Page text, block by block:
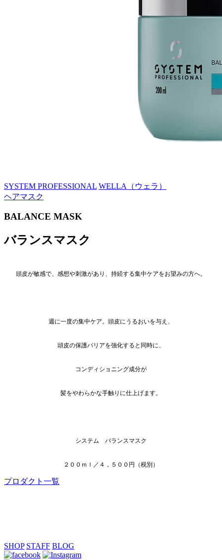
SYSTEM PROFESSIONAL WELLA（ウェラ）
ヘアマスク
BALANCE MASK
バランスマスク
頭皮が敏感で、感想や刺激があり、持続する集中ケアをお望みの方へ。
週に一度の集中ケア。頭皮にうるおいを与え、
頭皮の保護バリアを強化すると同時に、
コンディショニング成分が
髪をやわらかな手触りに仕上げます。
システム バランスマスク
２００ｍｌ／４，５００円（税別）
プロダクト一覧
SHOP STAFF BLOG